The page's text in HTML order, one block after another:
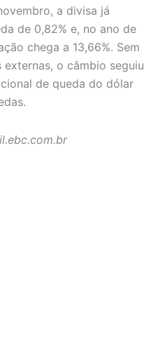
a divisa já
de 0,82% e, no ano de
chega a 13,66%. Sem
externas, o câmbio seguiu
de queda do dólar